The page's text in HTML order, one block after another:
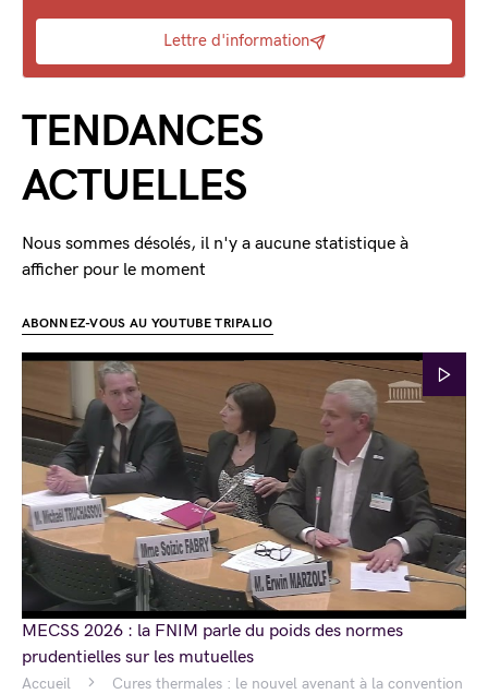
Accueil
Cures thermales : le nouvel avenant à la convention
Lettre d'information
TENDANCES
ACTUELLES
Nous sommes désolés, il n'y a aucune statistique à
afficher pour le moment
ABONNEZ-VOUS AU YOUTUBE TRIPALIO
MECSS 2026 : la FNIM parle du poids des normes
prudentielles sur les mutuelles